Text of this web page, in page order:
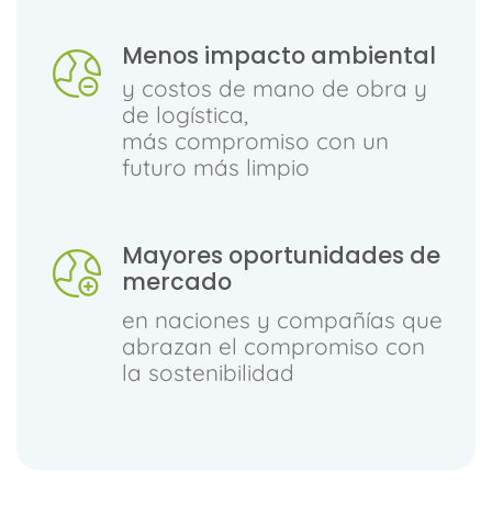
Menos impacto ambiental
y costos de mano de obra y
de logística,
más compromiso con un
futuro más limpio
Mayores oportunidades de
mercado
en naciones y compañías que
abrazan el compromiso con
la sostenibilidad